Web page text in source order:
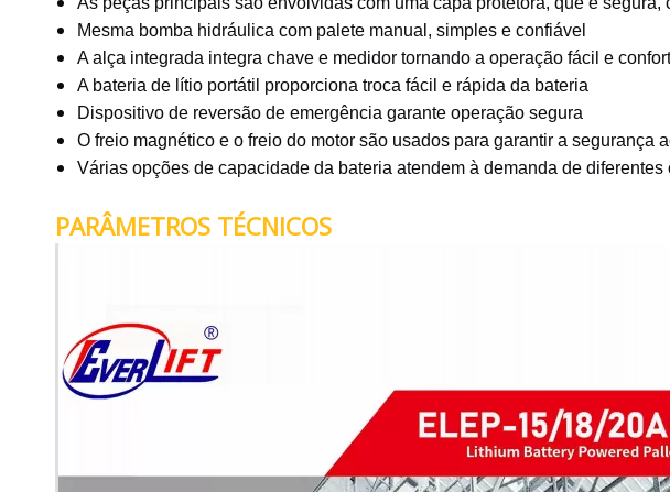
Mesma bomba hidráulica com palete manual, simples e confiável
A alça integrada integra chave e medidor tornando a operação fácil e
A bateria de lítio portátil proporciona troca fácil e rápida da bateria
Dispositivo de reversão de emergência garante operação segura
O freio magnético e o freio do motor são usados ​​para garantir a segurança
Várias opções de capacidade da bateria atendem à demanda de diferentes
PARÂMETROS TÉCNICOS